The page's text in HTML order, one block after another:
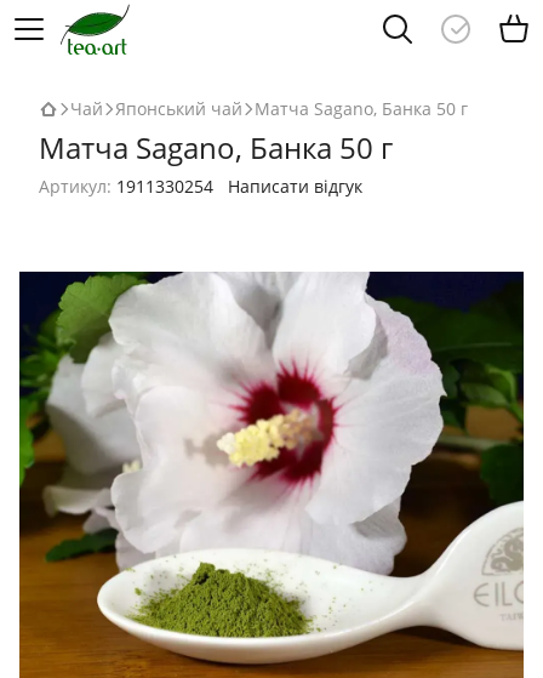
Чай Японський чай Матча Sagano, Банка 50 г
Матча Sagano, Банка 50 г
Артикул: 1911330254 Написати відгук